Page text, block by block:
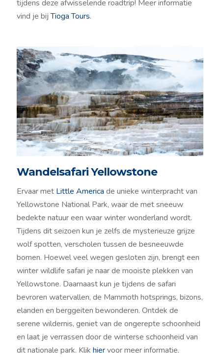
tijdens deze afwisselende roadtrip! Meer informatie
vind je bijTioga Tours.
Wandelsafari Yellowstone
Ervaar met Little America de unieke winterpracht van
Yellowstone National Park, waar de met sneeuw
bedekte natuur een waar winter wonderland wordt.
Tijdens dit seizoen kun je zelfs de mysterieuze grijze
wolf spotten, verscholen tussen de besneeuwde
bomen. Hoewel veel wegen gesloten zijn, brengt een
winter wildlife safari je naar de mooiste plekken van
Yellowstone. Daarnaast kun je tijdens de safari
bevroren watervallen, de Mammoth hotsprings, bizons,
elanden en berggeiten bewonderen. Ontdek de
serene wildernis, geniet van de ongerepte schoonheid
en laat je verrassen door de winterse schoonheid van
dit nationale park. Klik hiervoor meer informatie.